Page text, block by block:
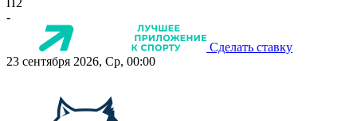
П2
-
Сделать ставку
23 сентября 2026, Ср, 00:00